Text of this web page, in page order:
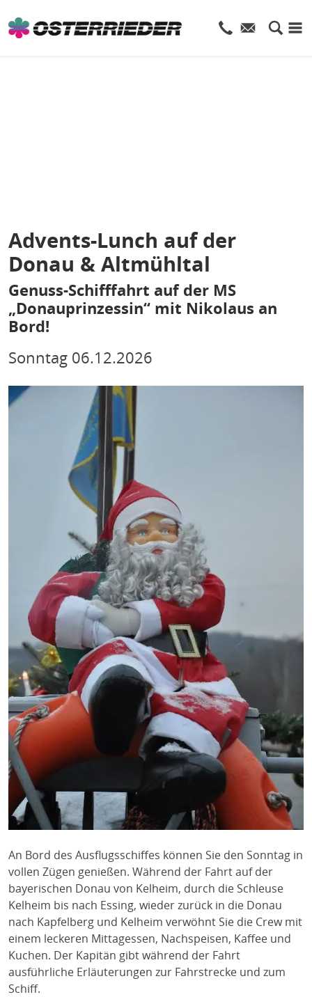
Advents-Lunch auf der
Donau & Altmühltal
Genuss-Schifffahrt auf der MS
„Donauprinzessin“ mit Nikolaus an
Bord!
Sonntag 06.12.2026
An Bord des Ausflugsschiffes können Sie den Sonntag in
vollen Zügen genießen. Während der Fahrt auf der
bayerischen Donau von Kelheim, durch die Schleuse
Kelheim bis nach Essing, wieder zurück in die Donau
nach Kapfelberg und Kelheim verwöhnt Sie die Crew mit
einem leckeren Mittagessen, Nachspeisen, Kaffee und
Kuchen. Der Kapitän gibt während der Fahrt
ausführliche Erläuterungen zur Fahrstrecke und zum
Schiff.